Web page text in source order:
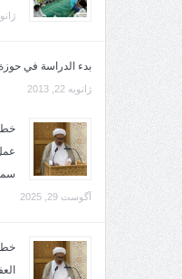
ژانویه
بدء الدراسة في
ژانویه 22, 2013
آگوست 29, 2025